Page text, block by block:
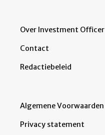
Over Investment Officer
Contact
Redactiebeleid
Algemene Voorwaarden
Privacy statement